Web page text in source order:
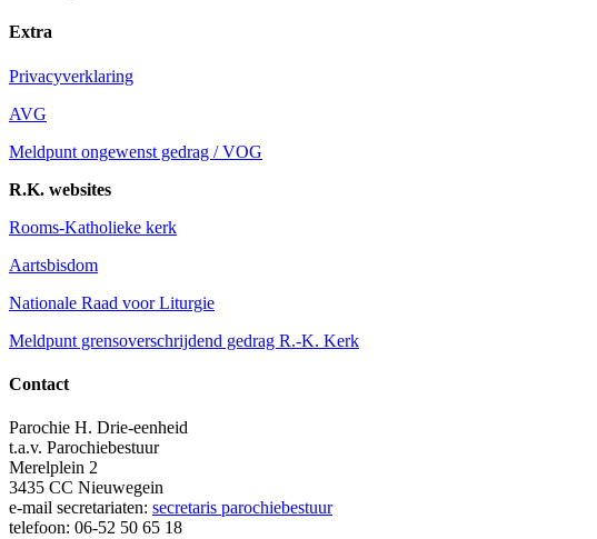
Extra
Privacyverklaring
AVG
Meldpunt ongewenst gedrag / VOG
R.K. websites
Rooms-Katholieke kerk
Aartsbisdom
Nationale Raad voor Liturgie
Meldpunt grensoverschrijdend gedrag R.-K. Kerk
Contact
Parochie H. Drie-eenheid
t.a.v. Parochiebestuur
Merelplein 2
3435 CC Nieuwegein
e-mail secretariaten: secretaris parochiebestuur
telefoon: 06-52 50 65 18